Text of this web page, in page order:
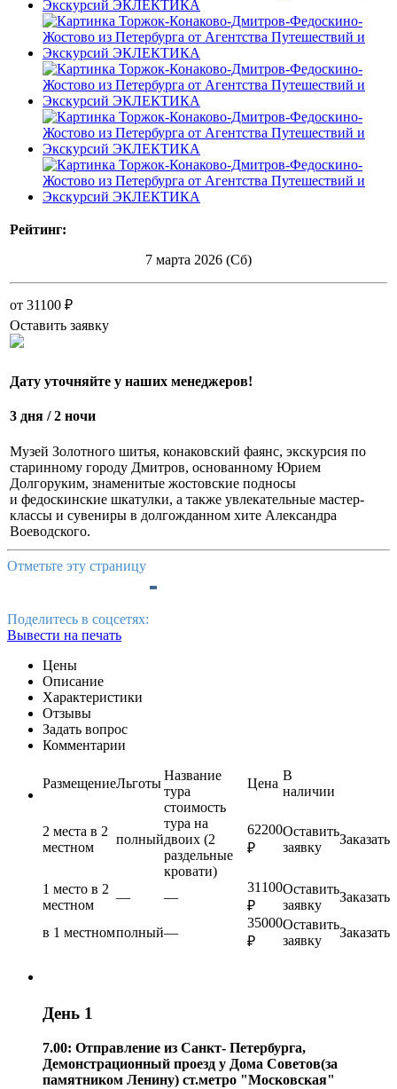
Рейтинг:
7 марта 2026 (Сб)
от 31100 ₽
Оставить заявку
Дату уточняйте у наших менеджеров!
3 дня / 2 ночи
Музей Золотного шитья, конаковский фаянс, экскурсия по
старинному городу Дмитров, основанному Юрием
Долгоруким, знаменитые жостовские подносы
и федоскинские шкатулки, а также увлекательные мастер-
классы и сувениры в долгожданном хите Александра
Воеводского.
Отметьте эту страницу
Поделитесь в соцсетях:
Вывести на печать
Цены
Описание
Характеристики
Отзывы
Задать вопрос
Комментарии
РазмещениеЛьготы
Название
тура
Цена
В
наличии
2 места в 2
местном
полный
стоимость
тура на
двоих (2
раздельные
кровати)
62200
₽
Оставить
заявку
Заказать
1 место в 2
местном
— —
31100
₽
Оставить
заявку
Заказать
в 1 местномполный—
35000
₽
Оставить
заявку
Заказать
День 1
7.00: Отправление из Санкт- Петербурга,
Демонстрационный проезд у Дома Советов(за
памятником Ленину) ст.метро "Московская"